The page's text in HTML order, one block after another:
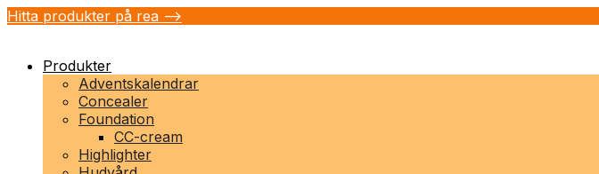
Hitta produkter på rea -->
Produkter
Adventskalendrar
Concealer
Foundation
CC-cream
Highlighter